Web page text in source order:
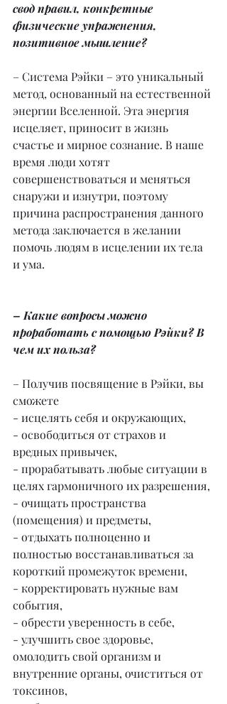
свод правил, конкретные
физические упражнения,
позитивное мышление?
– Система Рэйки – это уникальный
метод, основанный на естественной
энергии Вселенной. Эта энергия
исцеляет, приносит в жизнь
счастье и мирное сознание. В наше
время люди хотят
совершенствоваться и меняться
снаружи и изнутри, поэтому
причина распространения данного
метода заключается в желании
помочь людям в исцелении их тела
и ума.
– Какие вопросы можно
проработать с помощью Рэйки? В
чем их польза?
– Получив посвящение в Рэйки, вы
сможете
- исцелять себя и окружающих,
- освободиться от страхов и
вредных привычек,
- прорабатывать любые ситуации в
целях гармоничного их разрешения,
- очищать пространства
(помещения) и предметы,
- отдыхать полноценно и
полностью восстанавливаться за
короткий промежуток времени,
- корректировать нужные вам
события,
- обрести уверенность в себе,
- улучшить свое здоровье,
омолодить свой организм и
внутренние органы, очиститься от
токсинов,